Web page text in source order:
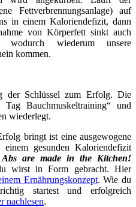
Fettverbrennungsanlage) auf
in einem Kaloriendefizit, dann
von Körperfett sinkt auch
wodurch wiederum unsere
kommen.
der Schlüssel zum Erfolg. Die
Bauchmuskeltraining“ und
wiederlegt.
bringt ist eine ausgewogene
gesunden Kaloriendefizit
Abs are made in the Kitchen!
wirst in Form gebracht. Hier
Ernährungskonzept. Wie du
startest und erfolgreich
nachlesen.